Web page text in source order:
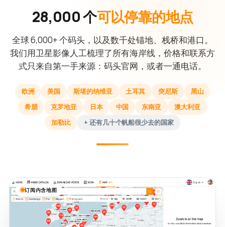
28,000 个可以停靠的地点
全球 6,000+ 个码头，以及数千处锚地、栈桥和港口。
我们用卫星影像人工梳理了所有海岸线，价格和联系方
式只来自第一手来源：码头官网，或者一通电话。
欧洲 美国 斯堪的纳维亚 土耳其 突尼斯
黑山
希腊
克罗地亚 日本 中国 东南亚
澳大利亚
加勒比
+ 还有几十个帆船很少去的国家
订阅内含地图